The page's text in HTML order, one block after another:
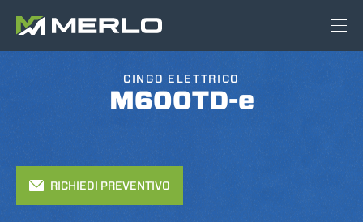
CINGO ELETTRICO
M600TD-e
RICHIEDI PREVENTIVO